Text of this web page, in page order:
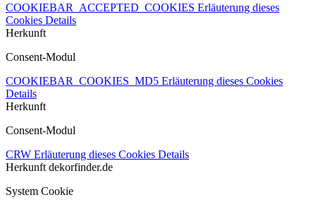
COOKIEBAR_ACCEPTED_COOKIES Erläuterung dieses
Cookies Details
Herkunft
Consent-Modul
COOKIEBAR_COOKIES_MD5 Erläuterung dieses Cookies
Details
Herkunft
Consent-Modul
CRW Erläuterung dieses Cookies Details
Herkunft dekorfinder.de
System Cookie